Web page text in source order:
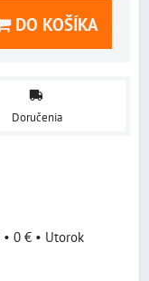
DO KOŠÍKA
Doručenia
• 0 € • Utorok